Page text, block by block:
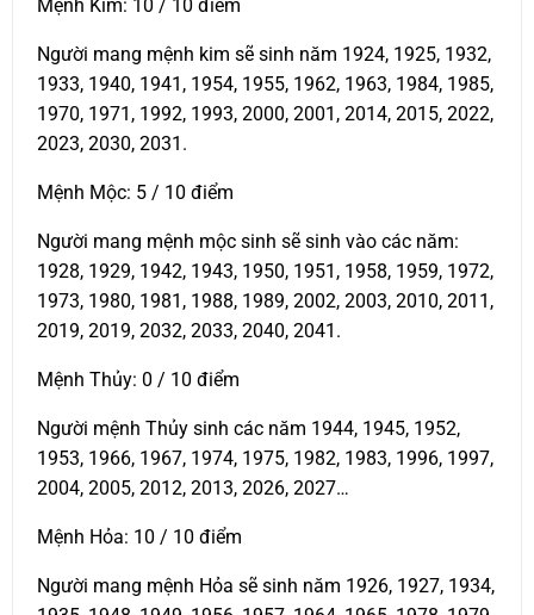
Mệnh Kim: 10 / 10 điểm
Người mang mệnh kim sẽ sinh năm 1924, 1925, 1932,
1933, 1940, 1941, 1954, 1955, 1962, 1963, 1984, 1985,
1970, 1971, 1992, 1993, 2000, 2001, 2014, 2015, 2022,
2023, 2030, 2031.
Mệnh Mộc: 5 / 10 điểm
Người mang mệnh mộc sinh sẽ sinh vào các năm:
1928, 1929, 1942, 1943, 1950, 1951, 1958, 1959, 1972,
1973, 1980, 1981, 1988, 1989, 2002, 2003, 2010, 2011,
2019, 2019, 2032, 2033, 2040, 2041.
Mệnh Thủy: 0 / 10 điểm
Người mệnh Thủy sinh các năm 1944, 1945, 1952,
1953, 1966, 1967, 1974, 1975, 1982, 1983, 1996, 1997,
2004, 2005, 2012, 2013, 2026, 2027…
Mệnh Hỏa: 10 / 10 điểm
Người mang mệnh Hỏa sẽ sinh năm 1926, 1927, 1934,